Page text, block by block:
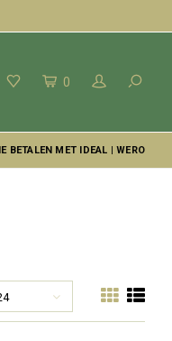
0
BETALEN MET IDEAL | WERO